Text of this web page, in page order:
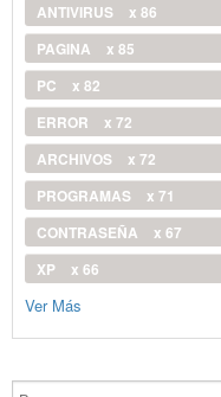
ANTIVIRUS
x 86
PAGINA
x 85
PC
x 82
ERROR
x 72
ARCHIVOS
x 72
PROGRAMAS
x 71
CONTRASEÑA
x 67
XP
x 66
Ver Más
Buscar...